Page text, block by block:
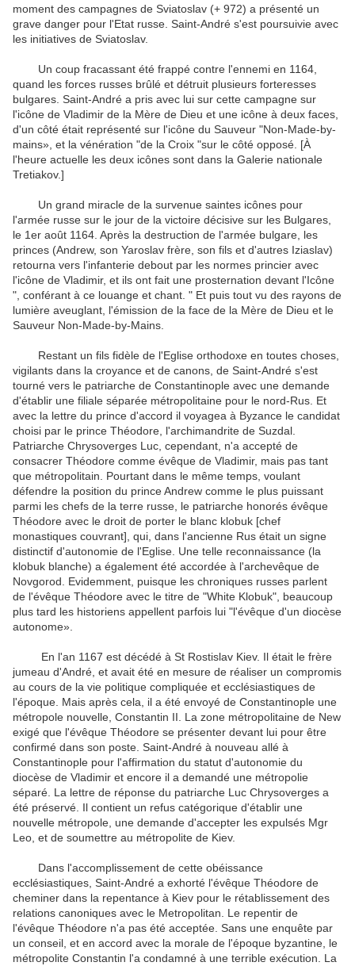
moment des campagnes de Sviatoslav (+ 972) a présenté un
grave danger pour l'Etat russe. Saint-André s'est poursuivie avec
les initiatives de Sviatoslav.
Un coup fracassant été frappé contre l'ennemi en 1164,
quand les forces russes brûlé et détruit plusieurs forteresses
bulgares. Saint-André a pris avec lui sur cette campagne sur
l'icône de Vladimir de la Mère de Dieu et une icône à deux faces,
d'un côté était représenté sur l'icône du Sauveur "Non-Made-by-
mains», et la vénération "de la Croix "sur le côté opposé. [À
l'heure actuelle les deux icônes sont dans la Galerie nationale
Tretiakov.]
Un grand miracle de la survenue saintes icônes pour
l'armée russe sur le jour de la victoire décisive sur les Bulgares,
le 1er août 1164. Après la destruction de l'armée bulgare, les
princes (Andrew, son Yaroslav frère, son fils et d'autres Iziaslav)
retourna vers l'infanterie debout par les normes princier avec
l'icône de Vladimir, et ils ont fait une prosternation devant l'Icône
", conférant à ce louange et chant. " Et puis tout vu des rayons de
lumière aveuglant, l'émission de la face de la Mère de Dieu et le
Sauveur Non-Made-by-Mains.
Restant un fils fidèle de l'Eglise orthodoxe en toutes choses,
vigilants dans la croyance et de canons, de Saint-André s'est
tourné vers le patriarche de Constantinople avec une demande
d'établir une filiale séparée métropolitaine pour le nord-Rus. Et
avec la lettre du prince d'accord il voyagea à Byzance le candidat
choisi par le prince Théodore, l'archimandrite de Suzdal.
Patriarche Chrysoverges Luc, cependant, n'a accepté de
consacrer Théodore comme évêque de Vladimir, mais pas tant
que métropolitain. Pourtant dans le même temps, voulant
défendre la position du prince Andrew comme le plus puissant
parmi les chefs de la terre russe, le patriarche honorés évêque
Théodore avec le droit de porter le blanc klobuk [chef
monastiques couvrant], qui, dans l'ancienne Rus était un signe
distinctif d'autonomie de l'Eglise. Une telle reconnaissance (la
klobuk blanche) a également été accordée à l'archevêque de
Novgorod. Evidemment, puisque les chroniques russes parlent
de l'évêque Théodore avec le titre de "White Klobuk", beaucoup
plus tard les historiens appellent parfois lui "l'évêque d'un diocèse
autonome».
En l'an 1167 est décédé à St Rostislav Kiev. Il était le frère
jumeau d'André, et avait été en mesure de réaliser un compromis
au cours de la vie politique compliquée et ecclésiastiques de
l'époque. Mais après cela, il a été envoyé de Constantinople une
métropole nouvelle, Constantin II. La zone métropolitaine de New
exigé que l'évêque Théodore se présenter devant lui pour être
confirmé dans son poste. Saint-André à nouveau allé à
Constantinople pour l'affirmation du statut d'autonomie du
diocèse de Vladimir et encore il a demandé une métropolie
séparé. La lettre de réponse du patriarche Luc Chrysoverges a
été préservé. Il contient un refus catégorique d'établir une
nouvelle métropole, une demande d'accepter les expulsés Mgr
Leo, et de soumettre au métropolite de Kiev.
Dans l'accomplissement de cette obéissance
ecclésiastiques, Saint-André a exhorté l'évêque Théodore de
cheminer dans la repentance à Kiev pour le rétablissement des
relations canoniques avec le Metropolitan. Le repentir de
l'évêque Théodore n'a pas été acceptée. Sans une enquête par
un conseil, et en accord avec la morale de l'époque byzantine, le
métropolite Constantin l'a condamné à une terrible exécution. La